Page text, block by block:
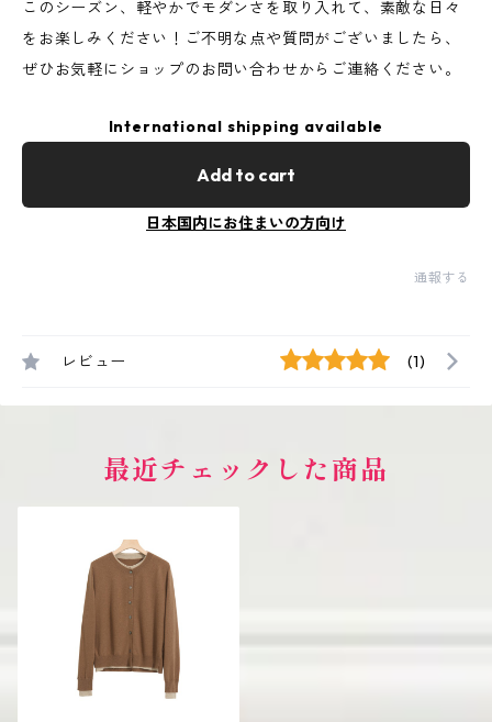
このシーズン、軽やかでモダンさを取り入れて、素敵な日々
をお楽しみください！ご不明な点や質問がございましたら、
ぜひお気軽にショップのお問い合わせからご連絡ください。
International shipping available
Add to cart
日本国内にお住まいの方向け
通報する
レビュー (1)
最近チェックした商品